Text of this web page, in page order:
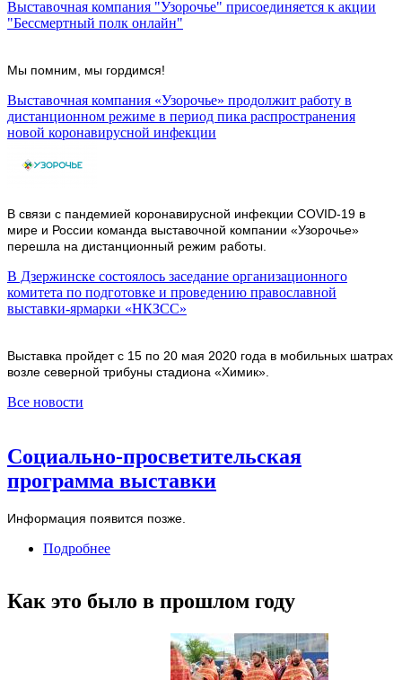
Выставочная компания "Узорочье" присоединяется к акции
"Бессмертный полк онлайн"
Мы помним, мы гордимся!
Выставочная компания «Узорочье» продолжит работу в
дистанционном режиме в период пика распространения
новой коронавирусной инфекции
В связи с пандемией коронавирусной инфекции COVID-19 в
мире и России команда выставочной компании «Узорочье»
перешла на дистанционный режим работы.
В Дзержинске состоялось заседание организационного
комитета по подготовке и проведению православной
выставки-ярмарки «НКЗСС»
Выставка пройдет с 15 по 20 мая 2020 года в мобильных шатрах
возле северной трибуны стадиона «Химик».
Все новости
Социально-просветительская
программа выставки
Информация появится позже.
Подробнее
Как это было в прошлом году